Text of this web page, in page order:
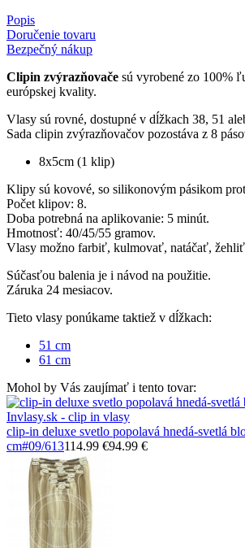
Popis
Doručenie tovaru
Bezpečný nákup
Clipin zvýrazňovače sú vyrobené zo 100%
európskej kvality.
Vlasy sú rovné, dostupné v dĺžkach 38, 51
Sada clipin zvýrazňovačov pozostáva z 8
8x5cm (1 klip)
Klipy sú kovové, so silikonovým pásikom
Počet klipov: 8.
Doba potrebná na aplikovanie: 5 minút.
Hmotnosť: 40/45/55 gramov.
Vlasy možno farbiť, kulmovať, natáčať,
Súčasťou balenia je i návod na použitie.
Záruka 24 mesiacov.
Tieto vlasy ponúkame taktiež v dĺžkach:
51 cm
61 cm
Mohol by Vás zaujímať i tento tovar:
clip-in deluxe svetlo popolavá hnedá-svetlá
cm#09/613114.99 €94.99 €